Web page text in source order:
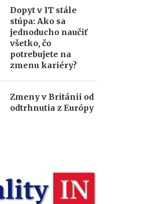
Dopyt v IT stále
stúpa: Ako sa
jednoducho naučiť
všetko, čo
potrebujete na
zmenu kariéry?
Zmeny v Británii od
odtrhnutia z Európy